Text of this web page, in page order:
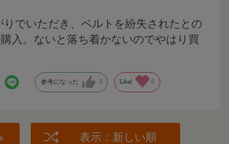
りでいただき、ベルトを紛失されたとの
入。ないと落ち着かないのでやはり買
参考になった 0 Like! 0
表示：新しい順